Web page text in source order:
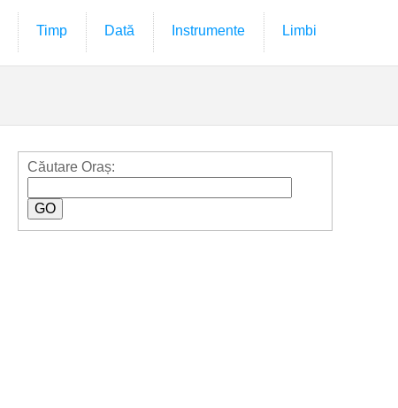
Timp Dată Instrumente Limbi
Căutare Oraș: